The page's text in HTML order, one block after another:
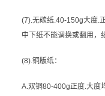
(7).无碳纸.40-150g大度.
中下纸不能调换或翻用，
(8).铜版纸：
A.双铜80-400g正度.大度